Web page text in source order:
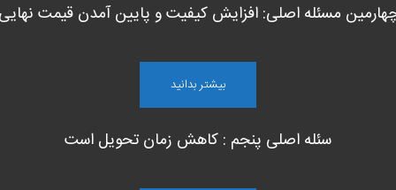
مسئله اصلی: افزایش کیفیت و پایین آمدن قیمت
بیشتر بدانید
سئله اصلی پنجم : کاهش زمان تحویل است